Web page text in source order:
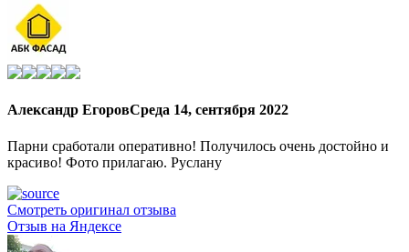
Александр ЕгоровСреда 14, сентября 2022
Парни сработали оперативно! Получилось очень достойно и
красиво! Фото прилагаю. Руслану
Смотреть оригинал отзыва
Отзыв на Яндексе